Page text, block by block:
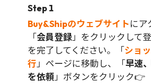
Step 1
Buy&Shipのウェブサイトにア
「会員登録」をクリックして
を完了してください。「ショ
行」ページに移動し、「早速
を依頼」ボタンをクリック👉